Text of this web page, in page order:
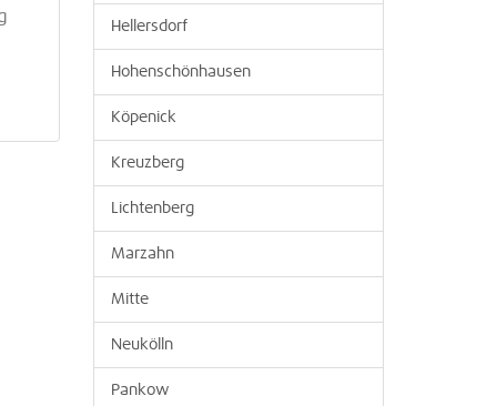
Hellersdorf
Hohenschönhausen
Köpenick
Kreuzberg
Lichtenberg
Marzahn
Mitte
Neukölln
Pankow